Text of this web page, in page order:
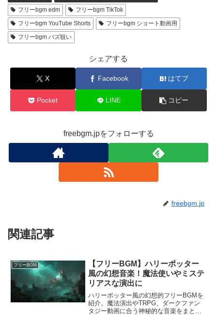
フリーbgm edm
フリーbgm TikTok
フリーbgm YouTube Shorts
フリーbgm ショート動画用
フリーbgm バズ狙い
シェアする
X Facebook はてブ
Pocket LINE コピー
freebgm.jpをフォローする
freebgm.jp
関連記事
フリーBGM
【フリーBGM】ハリーポッター
風の幻想音楽！魔法使いやミステ
リアスな演出に
ハリーポッター風の幻想的フリーBGMを
紹介。魔法演出やTRPG、ダークファン
タジー動画に合う神秘的な音楽をまとめ